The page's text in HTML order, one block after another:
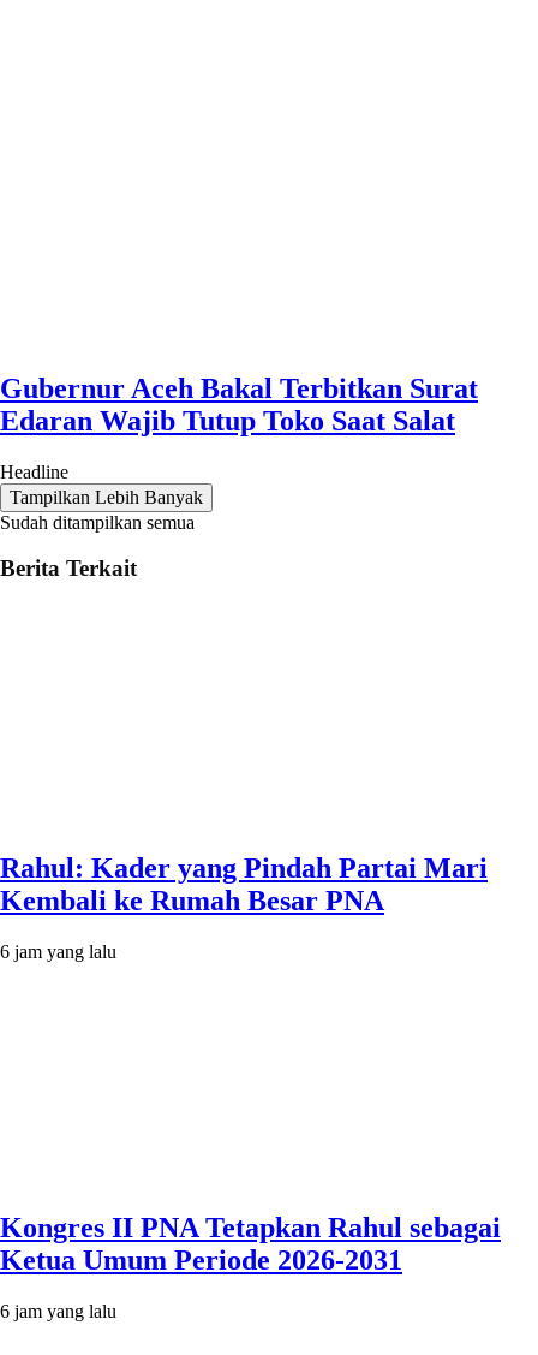
Gubernur Aceh Bakal Terbitkan Surat
Edaran Wajib Tutup Toko Saat Salat
Headline
Tampilkan Lebih Banyak
Sudah ditampilkan semua
Berita Terkait
Rahul: Kader yang Pindah Partai Mari
Kembali ke Rumah Besar PNA
6 jam yang lalu
Kongres II PNA Tetapkan Rahul sebagai
Ketua Umum Periode 2026-2031
6 jam yang lalu